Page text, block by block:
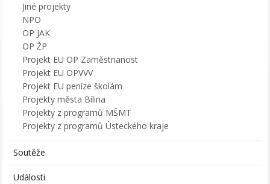
Jiné projekty
NPO
OP JAK
OP ŽP
Projekt EU OP Zaměstnanost
Projekt EU OPVVV
Projekt EU peníze školám
Projekty města Bílina
Projekty z programů MŠMT
Projekty z programů Ústeckého kraje
Soutěže
Události